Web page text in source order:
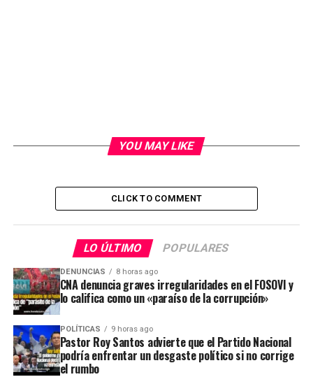
YOU MAY LIKE
CLICK TO COMMENT
LO ÚLTIMO POPULARES
DENUNCIAS 8 horas ago
CNA denuncia graves irregularidades en el FOSOVI y
lo califica como un «paraíso de la corrupción»
POLÍTICAS 9 horas ago
Pastor Roy Santos advierte que el Partido Nacional
podría enfrentar un desgaste político si no corrige
el rumbo